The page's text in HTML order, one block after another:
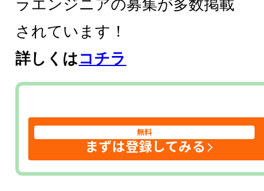
ラエンジニアの募集が多数掲載
されています！
詳しくはコチラ
無料
まずは登録してみる